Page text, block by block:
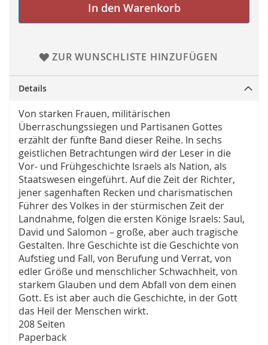
In den Warenkorb
ZUR WUNSCHLISTE HINZUFÜGEN
Details
Von starken Frauen, militärischen
Überraschungssiegen und Partisanen Gottes
erzählt der fünfte Band dieser Reihe. In sechs
geistlichen Betrachtungen wird der Leser in die
Vor- und Frühgeschichte Israels als Nation, als
Staatswesen eingeführt. Auf die Zeit der Richter,
jener sagenhaften Recken und charismatischen
Führer des Volkes in der stürmischen Zeit der
Landnahme, folgen die ersten Könige Israels: Saul,
David und Salomon – große, aber auch tragische
Gestalten. Ihre Geschichte ist die Geschichte von
Aufstieg und Fall, von Berufung und Verrat, von
edler Größe und menschlicher Schwachheit, von
starkem Glauben und dem Abfall von dem einen
Gott. Es ist aber auch die Geschichte, in der Gott
das Heil der Menschen wirkt.
208 Seiten
Paperback